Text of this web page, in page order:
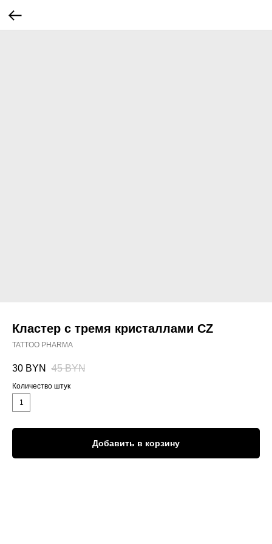
Кластер с тремя кристаллами CZ
TATTOO PHARMA
30 BYN 45 BYN
Количество штук
1
Добавить в корзину